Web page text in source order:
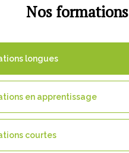
CFA JuraNos formations
longues
en apprentissage
courtes